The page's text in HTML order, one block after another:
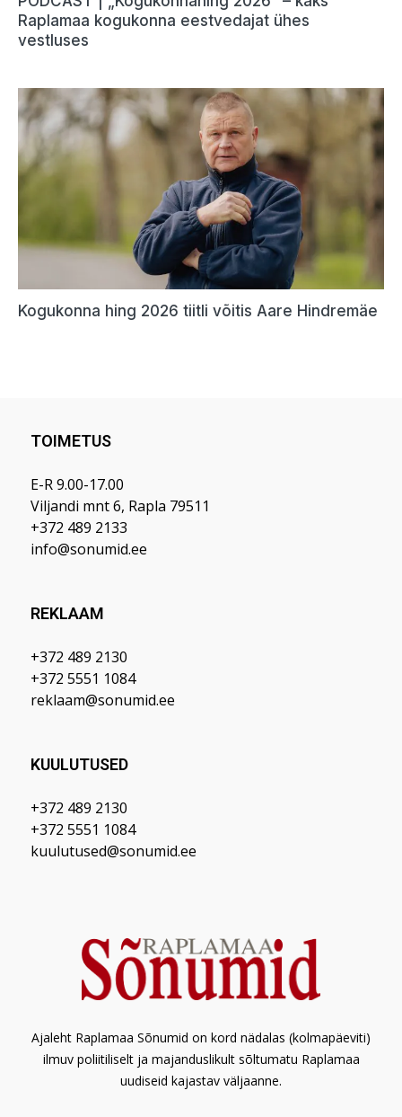
TOIMETUS
E-R 9.00-17.00
Viljandi mnt 6, Rapla 79511
+372 489 2133
info@sonumid.ee
REKLAAM
+372 489 2130
+372 5551 1084
reklaam@sonumid.ee
KUULUTUSED
+372 489 2130
+372 5551 1084
kuulutused@sonumid.ee
Ajaleht Raplamaa Sõnumid on kord nädalas (kolmapäeviti)
ilmuv poliitiliselt ja majanduslikult sõltumatu Raplamaa
uudiseid kajastav väljaanne.